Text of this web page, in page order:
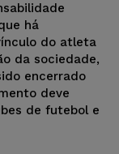
há
do atleta
da sociedade,
encerrado
deve
de futebol e